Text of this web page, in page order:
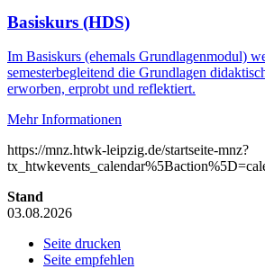
Basiskurs (HDS)
Im Basiskurs (ehemals Grundlagenmodul)
semesterbegleitend die Grundlagen
erworben, erprobt und reflektiert.
Mehr Informationen
https://mnz.htwk-leipzig.de/startseite-mnz?
Stand
03.08.2026
Seite drucken
Seite empfehlen